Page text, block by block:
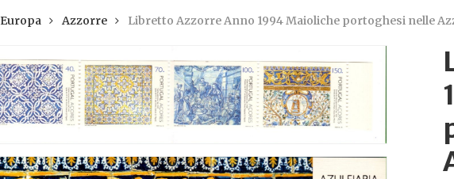
Europa Azzorre Libretto Azzorre Anno 1994 Maioliche portoghesi nelle